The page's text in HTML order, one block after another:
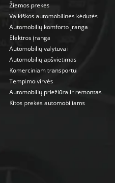
Žiemos prekės
Vaikiškos automobilinės kėdutės
Automobilių komforto įranga
Elektros įranga
Automobilių valytuvai
Automobilių apšvietimas
Komerciniam transportui
Tempimo virvės
Automobilių priežiūra ir remontas
Kitos prekės automobiliams